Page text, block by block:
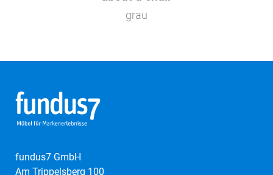
grau
fundus7 GmbH
Am Trippelsberg 100